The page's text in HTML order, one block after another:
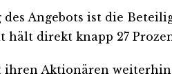
Angebots ist die
hält direkt knapp 27
ihren Aktionären